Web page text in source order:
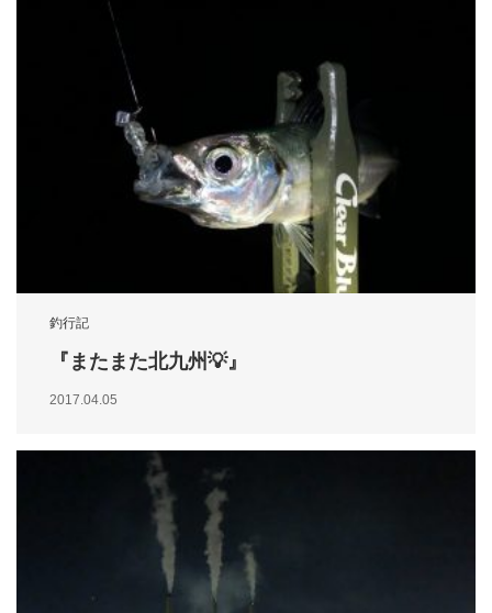
釣行記
『またまた北九州💡』
2017.04.05